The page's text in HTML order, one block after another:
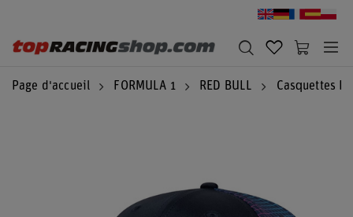
Page d'accueil FORMULA 1 RED BULL Casquettes